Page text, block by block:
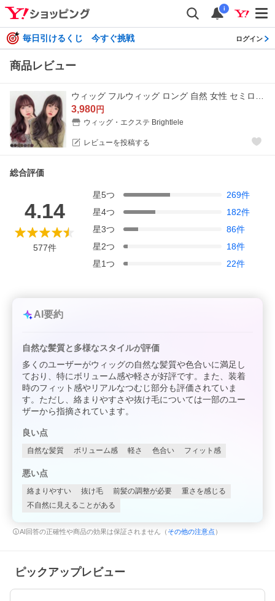
i
毎日引けるくじ 今すぐ挑戦 ログイン
商品レビュー
3,980円
ウィッグ・エクステ Brightlele
レビューを投稿する
総合評価
4.14
577件
星5つ 269件
星4つ 182件
星3つ 86件
星2つ 18件
星1つ 22件
AI要約
自然な髪質と多様なスタイルが評価
多くのユーザーがウィッグの自然な髪質や色合いに満足し
ており、特にボリューム感や軽さが好評です。また、装着
時のフィット感やリアルなつむじ部分も評価されていま
す。ただし、絡まりやすさや抜け毛については一部のユー
ザーから指摘されています。
良い点
自然な髪質 ボリューム感 軽さ 色合い フィット感
悪い点
絡まりやすい 抜け毛 前髪の調整が必要
重さを感じる
不自然に見えることがある
AI回答の正確性や商品の効果は保証されません（ その他の注意点 ）
ピックアップレビュー